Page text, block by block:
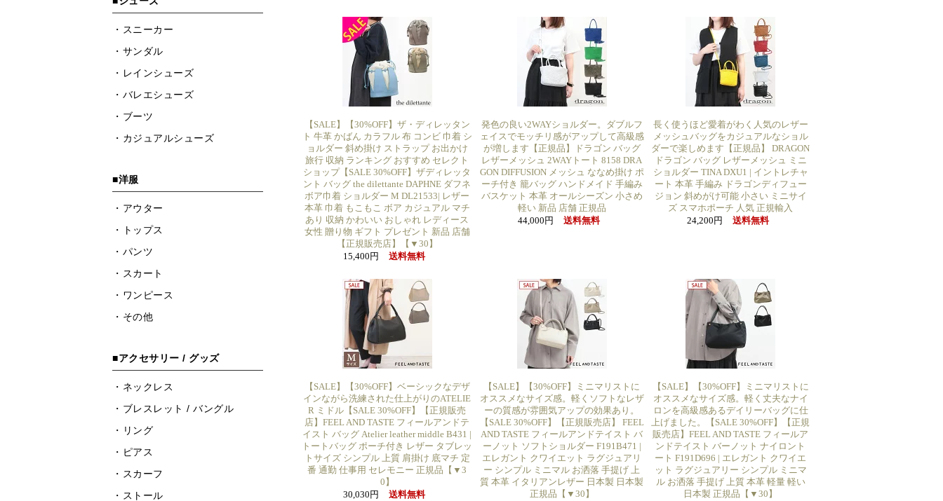
【SALE】【30%OFF】ザ・ディレッタン
ト 牛革 かばん カラフル 布 コンビ 巾着 シ
ョルダー 斜め掛け ストラップ お出かけ
旅行 収納 ランキング おすすめ セレクト
ショップ【SALE 30%OFF】ザディレッタ
ント バッグ the dilettante DAPHNE ダフネ
ボア巾着 ショルダー M DL21533| レザー
本革 巾着 もこもこ ボア カジュアル マチ
あり 収納 かわいい おしゃれ レディース
女性 贈り物 ギフト プレゼント 新品 店舗
【正規販売店】【▼30】
15,400円
送料無料
発色の良い2WAYショルダー。ダブルフ
ェイスでモッチリ感がアップして高級感
が増します【正規品】ドラゴン バッグ
レザーメッシュ 2WAYトート 8158 DRA
GON DIFFUSION メッシュ ななめ掛け ポ
ーチ付き 籠バッグ ハンドメイド 手編み
バスケット 本革 オールシーズン 小さめ
軽い 新品 店舗 正規品
44,000円
送料無料
長く使うほど愛着がわく人気のレザー
メッシュバッグをカジュアルなショル
ダーで楽しめます【正規品】 DRAGON
ドラゴン バッグ レザーメッシュ ミニ
ショルダー TINA DXU1 | イントレチャ
ート 本革 手編み ドラゴンディフュー
ジョン 斜めがけ可能 小さい ミニサイ
ズ スマホポーチ 人気 正規輸入
24,200円
送料無料
【SALE】【30%OFF】ベーシックなデザ
インながら洗練された仕上がりのATELIE
R ミドル【SALE 30%OFF】【正規販売
店】FEEL AND TASTE フィールアンドテ
イスト バッグ Atelier leather middle B431 |
トートバッグ ポーチ付き レザー タブレッ
トサイズ シンプル 上質 肩掛け 底マチ 定
番 通勤 仕事用 セレモニー 正規品【▼3
0】
30,030円
送料無料
【SALE】【30%OFF】ミニマリストに
オススメなサイズ感。軽くソフトなレザ
ーの質感が雰囲気アップの効果あり。
【SALE 30%OFF】【正規販売店】 FEEL
AND TASTE フィールアンドテイスト バ
ーノット ソフトショルダー F191B471 |
エレガント クワイエット ラグジュアリ
ー シンプル ミニマル お洒落 手提げ 上
質 本革 イタリアンレザー 日本製 日本製
正規品【▼30】
【SALE】【30%OFF】ミニマリストに
オススメなサイズ感。軽く丈夫なナイ
ロンを高級感あるデイリーバッグに仕
上げました。【SALE 30%OFF】【正規
販売店】FEEL AND TASTE フィールア
ンドテイスト バーノット ナイロント
ート F191D696 | エレガント クワイエ
ット ラグジュアリー シンプル ミニマ
ル お洒落 手提げ 上質 本革 軽量 軽い
日本製 正規品【▼30】